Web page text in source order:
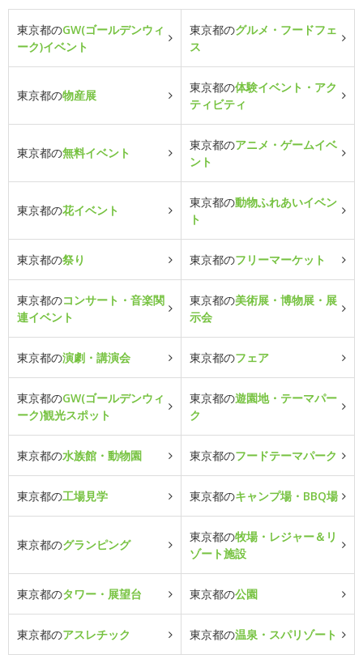
東京都のGW(ゴールデンウィ
ーク)イベント
東京都のグルメ・フードフェ
ス
東京都の物産展
東京都の体験イベント・アク
ティビティ
東京都の無料イベント
東京都のアニメ・ゲームイベ
ント
東京都の花イベント
東京都の動物ふれあいイベン
ト
東京都の祭り 東京都のフリーマーケット
東京都のコンサート・音楽関
連イベント
東京都の美術展・博物展・展
示会
東京都の演劇・講演会 東京都のフェア
東京都のGW(ゴールデンウィ
ーク)観光スポット
東京都の遊園地・テーマパー
ク
東京都の水族館・動物園 東京都のフードテーマパーク
東京都の工場見学 東京都のキャンプ場・BBQ場
東京都のグランピング
東京都の牧場・レジャー＆リ
ゾート施設
東京都のタワー・展望台 東京都の公園
東京都のアスレチック 東京都の温泉・スパリゾート